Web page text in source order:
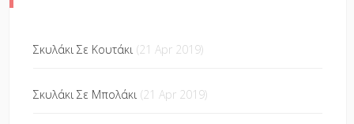
Σκυλάκι Σε Κουτάκι (21 Apr 2019)
Σκυλάκι Σε Μπολάκι (21 Apr 2019)